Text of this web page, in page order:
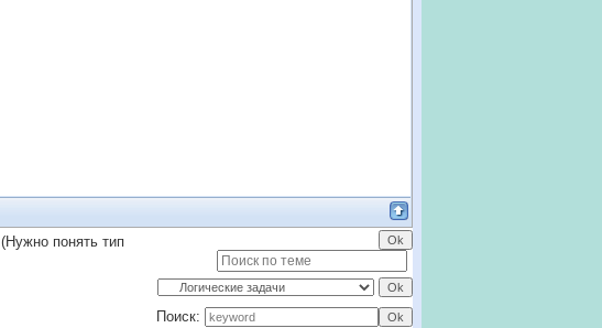
(Нужно понять тип
Поиск: